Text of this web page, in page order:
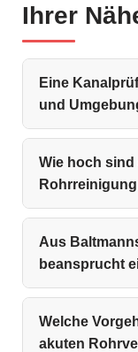
Ihrer
Eine
und
Wie hoch
Aus
beansprucht
Welche
akuten